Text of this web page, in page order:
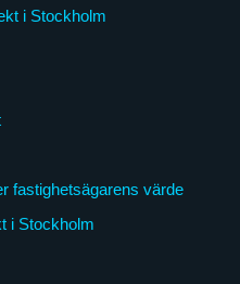
i Stockholm
fastighetsägarens värde
i Stockholm